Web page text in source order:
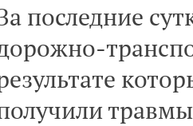
последние